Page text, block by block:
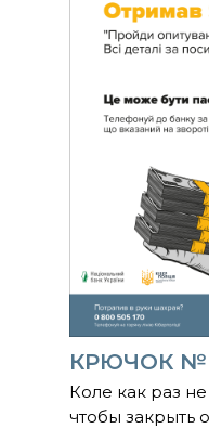
КРЮЧОК №
Коле как раз
чтобы закрыть